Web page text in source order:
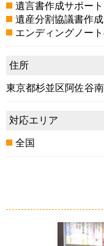
遺言書作成サポート
遺産分割協議書作
エンディングノー
住所
東京都杉並区阿佐谷
対応エリア
全国